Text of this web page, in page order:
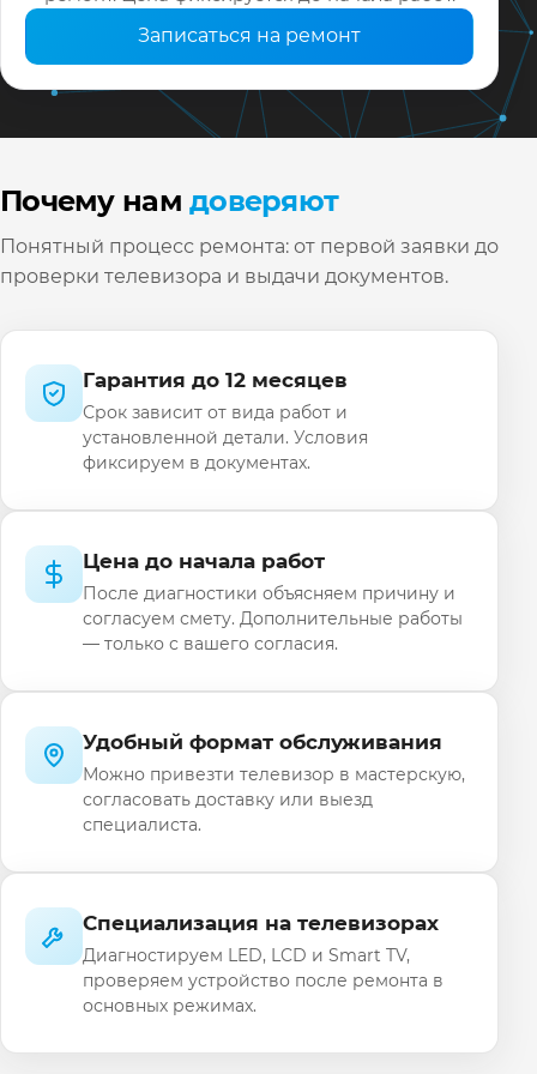
Записаться на ремонт
Почему намдоверяют
Понятный процесс ремонта: от первой заявки до
проверки телевизора и выдачи документов.
Гарантия до 12 месяцев
Срок зависит от вида работ и
установленной детали. Условия
фиксируем в документах.
Цена до начала работ
После диагностики объясняем причину и
согласуем смету. Дополнительные работы
— только с вашего согласия.
Удобный формат обслуживания
Можно привезти телевизор в мастерскую,
согласовать доставку или выезд
специалиста.
Специализация на телевизорах
Диагностируем LED, LCD и Smart TV,
проверяем устройство после ремонта в
основных режимах.